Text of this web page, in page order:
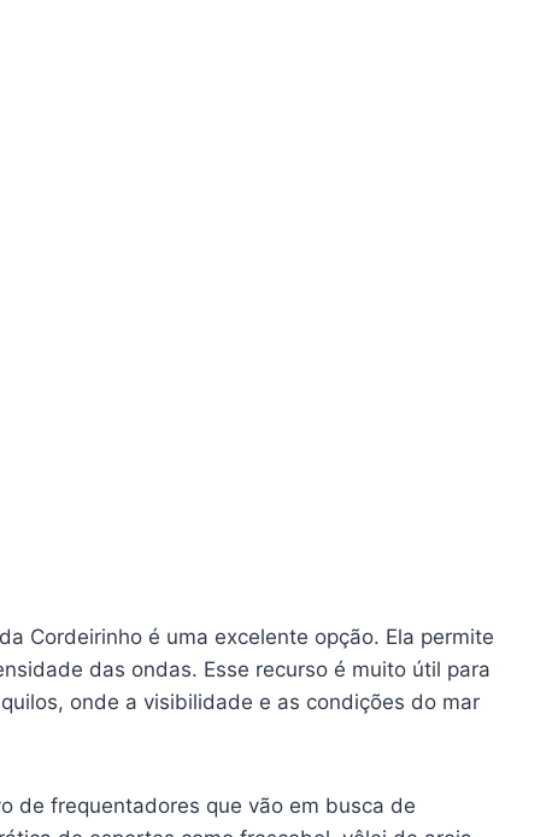
Cordeirinho é uma excelente opção. Ela permite
das ondas. Esse recurso é muito útil para
onde a visibilidade e as condições do mar
de frequentadores que vão em busca de